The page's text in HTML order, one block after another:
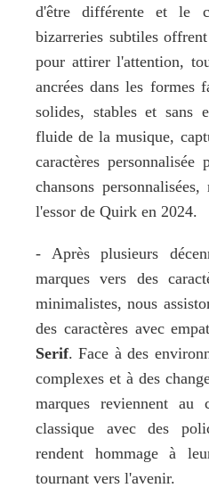
d'être différente et le
bizarreries subtiles
pour attirer l'attention,
ancrées dans les formes
solides, stables et sans
fluide de la musique,
caractères
chansons
l'essor de Quirk en 2024.
- Après plusieurs
marques vers des
minimalistes, nous
des caractères avec
Serif. Face à des
complexes et à des
marques reviennent
classique avec des
rendent hommage à
tournant vers l'avenir.